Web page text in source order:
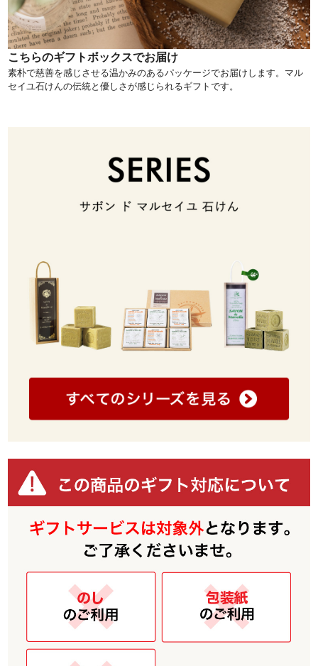
こちらのギフトボックスでお届け
素朴で慈善を感じさせる温かみのあるパッケージでお届けします。マル
セイユ石けんの伝統と優しさが感じられるギフトです。